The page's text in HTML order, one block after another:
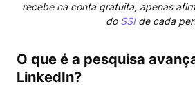
recebe na conta gratuita, apenas
do SSI de cada
O que é a pesquisa
LinkedIn?